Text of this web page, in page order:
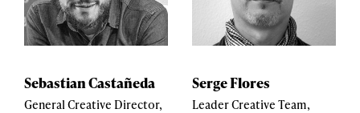
Sebastian Castañeda
General Creative Director,
Serge Flores
Leader Creative Team,